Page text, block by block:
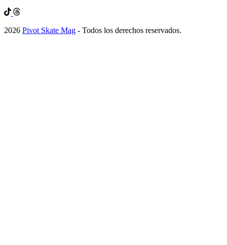
2026 Pivot Skate Mag - Todos los derechos reservados.